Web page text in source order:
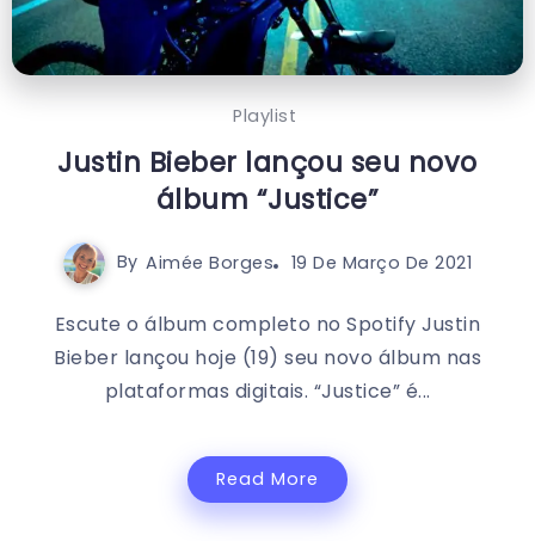
Playlist
Justin Bieber lançou seu novo
álbum “Justice”
By Aimée Borges 19 De Março De 2021
Escute o álbum completo no Spotify Justin
Bieber lançou hoje (19) seu novo álbum nas
plataformas digitais. “Justice” é...
Read More